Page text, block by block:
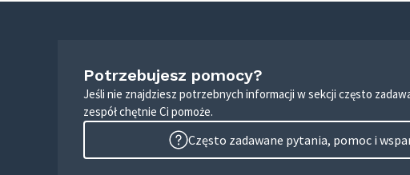
Potrzebujesz pomocy?
Jeśli nie znajdziesz potrzebnych informacji w sekcji często
zespół chętnie Ci pomoże.
Często zadawane pytania, pomoc i